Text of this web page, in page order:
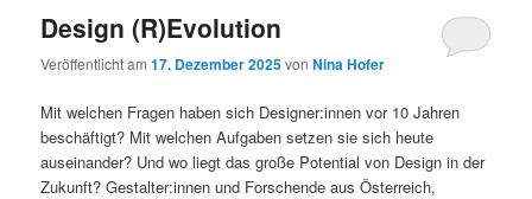
Design (R)Evolution
Veröffentlicht am17. Dezember 2025vonNina Hofer
Mit welchen Fragen haben sich Designer:innen vor 10 Jahren
beschäftigt? Mit welchen Aufgaben setzen sie sich heute
auseinander? Und wo liegt das große Potential von Design in der
Zukunft? Gestalter:innen und Forschende aus Österreich,